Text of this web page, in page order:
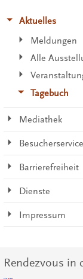
Aktuelles
Meldungen
Alle
Tagebuch
Mediathek
Besucherservice
Barrierefreiheit
Dienste
Impressum
Rendezvous in